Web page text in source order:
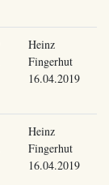
Heinz
Fingerhut
16.04.2019
Heinz
Fingerhut
16.04.2019